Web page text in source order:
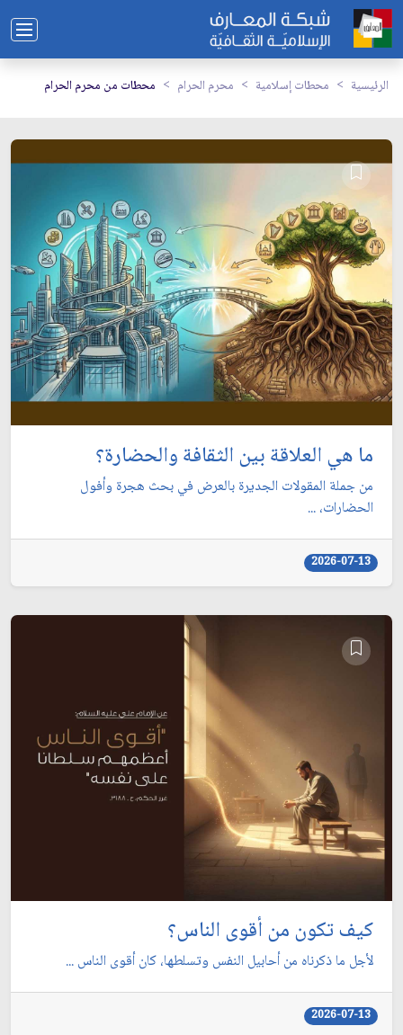
الرئيسية محطات إسلامية محرم الحرام محطات من محرم الحرام
ما هي العلاقة بين الثقافة والحضارة؟
من جملة المقولات الجديرة بالعرض في بحث هجرة وأفول
الحضارات، ...
2026-07-13
كيف تكون من أقوى الناس؟
لأجل ما ذكرناه من أحابيل النفس وتسلطها، كان أقوى الناس ...
2026-07-13